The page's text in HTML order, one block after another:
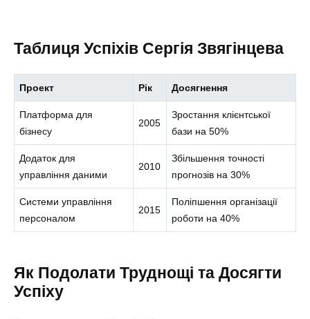
Таблиця Успіхів Сергія Звягінцева
Проект Рік Досягнення
Платформа для
бізнесу
2005
Зростання клієнтської
бази на 50%
Додаток для
управління даними
2010
Збільшення точності
прогнозів на 30%
Системи управління
персоналом
2015
Поліпшення організації
роботи на 40%
Як Подолати Труднощі та Досягти
Успіху